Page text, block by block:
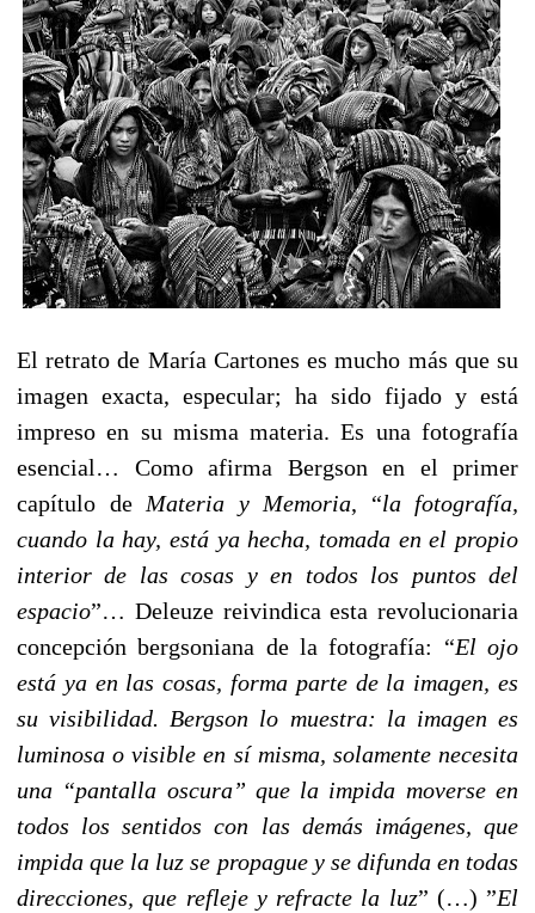
El retrato de María Cartones es mucho más que su
imagen exacta, especular; ha sido fijado y está
impreso en su misma materia. Es una fotografía
esencial… Como afirma Bergson en el primer
capítulo de Materia y Memoria, “la fotografía,
cuando la hay, está ya hecha, tomada en el propio
interior de las cosas y en todos los puntos del
espacio”… Deleuze reivindica esta revolucionaria
concepción bergsoniana de la fotografía: “El ojo
está ya en las cosas, forma parte de la imagen, es
su visibilidad. Bergson lo muestra: la imagen es
luminosa o visible en sí misma, solamente necesita
una “pantalla oscura” que la impida moverse en
todos los sentidos con las demás imágenes, que
impida que la luz se propague y se difunda en todas
direcciones, que refleje y refracte la luz” (…) ”El